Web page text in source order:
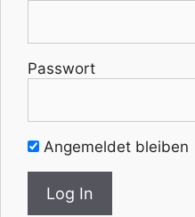
Passwort
Angemeldet bleiben